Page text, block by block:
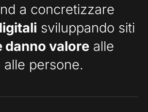
a concretizzare
sviluppando siti
danno valore alle
persone.